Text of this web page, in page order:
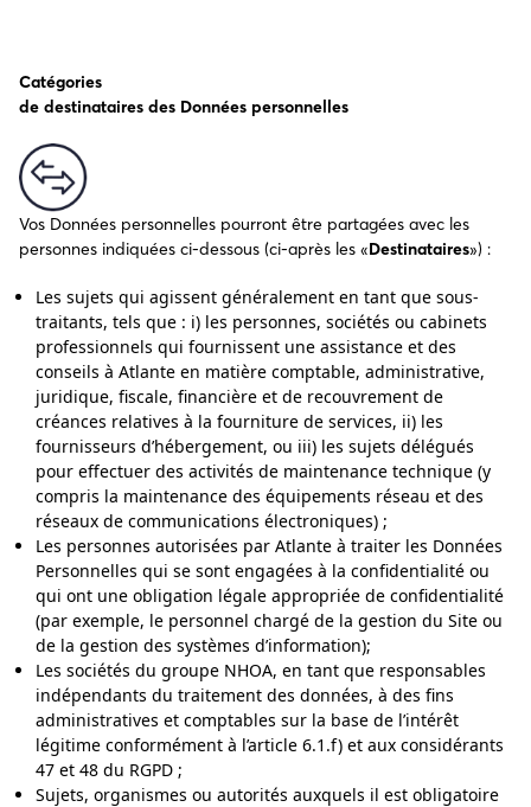
Catégories
de destinataires des Données personnelles
Vos Données personnelles pourront être partagées avec les
personnes indiquées ci-dessous (ci-après les «Destinataires») :
Les sujets qui agissent généralement en tant que sous-
traitants, tels que : i) les personnes, sociétés ou cabinets
professionnels qui fournissent une assistance et des
conseils à Atlante en matière comptable, administrative,
juridique, fiscale, financière et de recouvrement de
créances relatives à la fourniture de services, ii) les
fournisseurs d’hébergement, ou iii) les sujets délégués
pour effectuer des activités de maintenance technique (y
compris la maintenance des équipements réseau et des
réseaux de communications électroniques) ;
Les personnes autorisées par Atlante à traiter les Données
Personnelles qui se sont engagées à la confidentialité ou
qui ont une obligation légale appropriée de confidentialité
(par exemple, le personnel chargé de la gestion du Site ou
de la gestion des systèmes d’information);
Les sociétés du groupe NHOA, en tant que responsables
indépendants du traitement des données, à des fins
administratives et comptables sur la base de l’intérêt
légitime conformément à l’article 6.1.f) et aux considérants
47 et 48 du RGPD ;
Sujets, organismes ou autorités auxquels il est obligatoire